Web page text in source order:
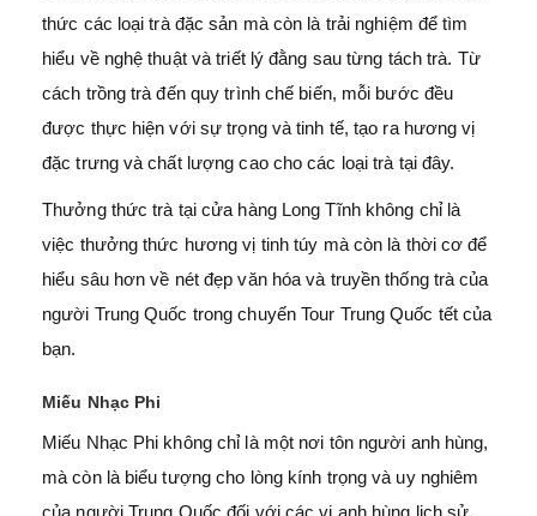
thức các loại trà đặc sản mà còn là trải nghiệm để tìm
hiểu về nghệ thuật và triết lý đằng sau từng tách trà. Từ
cách trồng trà đến quy trình chế biến, mỗi bước đều
được thực hiện với sự trọng và tinh tế, tạo ra hương vị
đặc trưng và chất lượng cao cho các loại trà tại đây.
Thưởng thức trà tại cửa hàng Long Tĩnh không chỉ là
việc thưởng thức hương vị tinh túy mà còn là thời cơ để
hiểu sâu hơn về nét đẹp văn hóa và truyền thống trà của
người Trung Quốc trong chuyến Tour Trung Quốc tết của
bạn.
Miếu Nhạc Phi
Miếu Nhạc Phi không chỉ là một nơi tôn người anh hùng,
mà còn là biểu tượng cho lòng kính trọng và uy nghiêm
của người Trung Quốc đối với các vị anh hùng lịch sử.